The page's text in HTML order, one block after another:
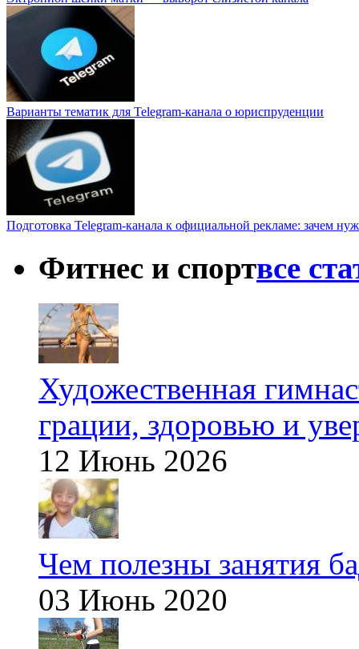
Варианты тематик для Telegram-канала о юриспруденции
Подготовка Telegram-канала к официальной рекламе: зачем
Фитнес и спортвсе
Художественная
грации, здоровью и
12 Июнь 2026
Чем полезны занятия
03 Июнь 2020